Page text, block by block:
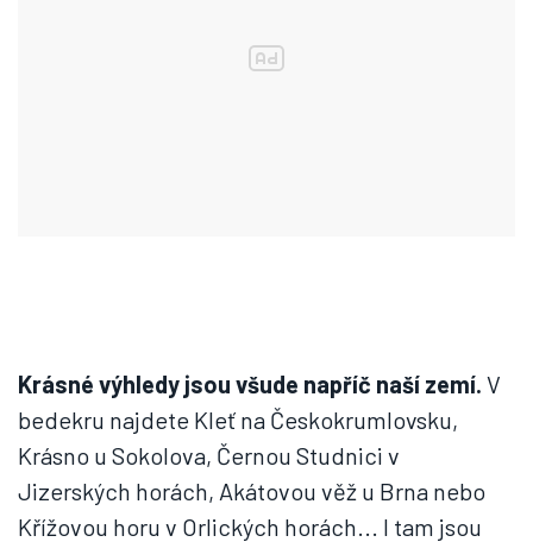
Krásné výhledy jsou všude napříč naší zemí. V
bedekru najdete Kleť na Českokrumlovsku,
Krásno u Sokolova, Černou Studnici v
Jizerských horách, Akátovou věž u Brna nebo
Křížovou horu v Orlických horách... I tam jsou